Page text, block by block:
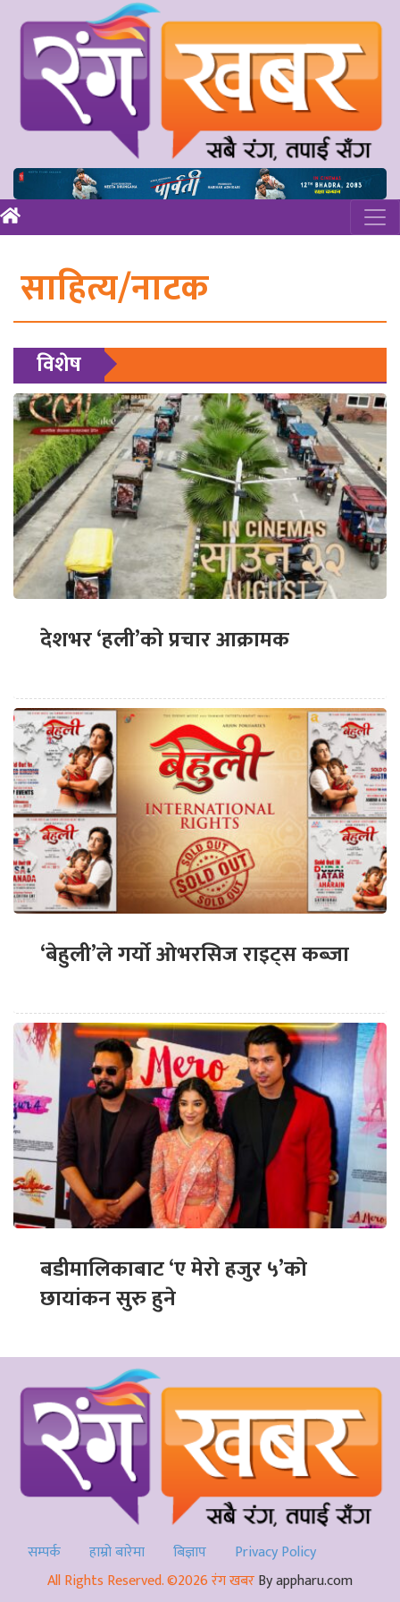
साहित्य/नाटक
विशेष
देशभर ‘हली’को प्रचार आक्रामक
‘बेहुली’ले गर्यो ओभरसिज राइट्स कब्जा
बडीमालिकाबाट ‘ए मेरो हजुर ५’को
छायांकन सुरु हुने
सम्पर्क हाम्रो बारेमा बिज्ञाप
Privacy Policy
All Rights Reserved. ©2026 रंग खबरBy appharu.com